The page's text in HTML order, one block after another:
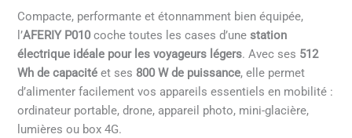
Compacte, performante et étonnamment bien équipée,
l’AFERIY P010 coche toutes les cases d’unestation
électrique idéale pour les voyageurs légers. Avec ses 512
Wh de capacité et ses 800 W de puissance, elle permet
d’alimenter facilement vos appareils essentiels en mobilité :
ordinateur portable, drone, appareil photo, mini-glacière,
lumières ou box 4G.